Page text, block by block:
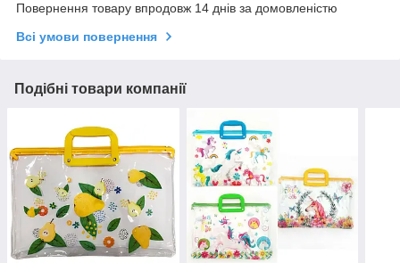
Повернення товару впродовж 14 днів за домовленістю
Всі умови повернення
Подібні товари компанії